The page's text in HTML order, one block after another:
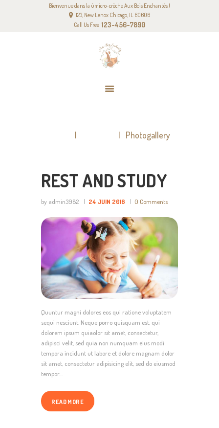
Bienvenue dans la ùmicro-crèche Aux Bois Enchantés !
123, New Lenox Chicago, IL 60606
Call Us Free 123-456-7890
Photogallery
ACCUEIL
NOTRE PROJET PÉDAGOGIQUE
REST AND STUDY
by admin3982 24 JUIN 2016 0 Comments
Quuntur magni dolores eos qui ratione voluptatem
sequi nesciunt. Neque porro quisquam est, qui
dolorem ipsum quiaolor sit amet, consectetur,
adipisci velit, sed quia non numquam eius modi
tempora incidunt ut labore et dolore magnam dolor
sit amet, consectetur adipisicing elit, sed do eiusmod
tempor…
READ MORE